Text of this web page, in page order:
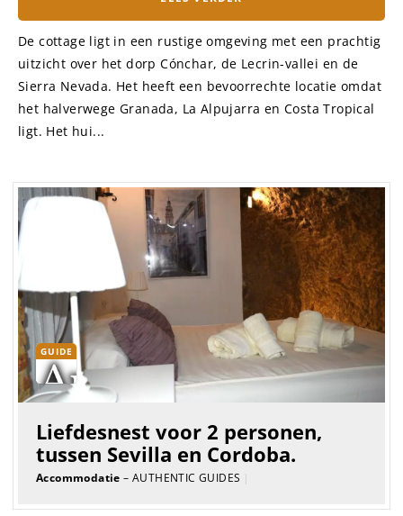
De cottage ligt in een rustige omgeving met een prachtig
uitzicht over het dorp Cónchar, de Lecrin-vallei en de
Sierra Nevada. Het heeft een bevoorrechte locatie omdat
het halverwege Granada, La Alpujarra en Costa Tropical
ligt. Het hui...
GUIDE
Liefdesnest voor 2 personen,
tussen Sevilla en Cordoba.
Accommodatie – AUTHENTIC GUIDES |